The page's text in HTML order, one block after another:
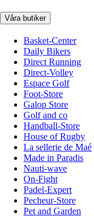
Våra butiker
Basket-Center
Daily Bikers
Direct Running
Direct-Volley
Espace Golf
Foot-Store
Galop Store
Golf and co
Handball-Store
House of Rugby
La sellerie de Maé
Made in Paradis
Nauti-wave
On-Fight
Padel-Expert
Pecheur-Store
Pet and Garden